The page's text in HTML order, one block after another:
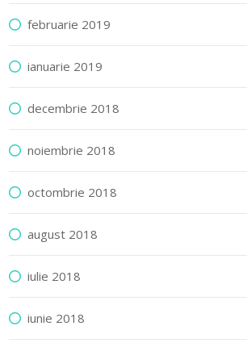
februarie 2019
ianuarie 2019
decembrie 2018
noiembrie 2018
octombrie 2018
august 2018
iulie 2018
iunie 2018